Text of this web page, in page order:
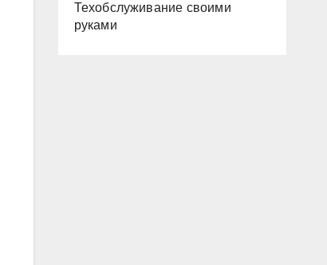
Техобслуживание своими
руками